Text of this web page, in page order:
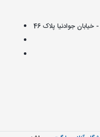
جوادنیا پلاک 46